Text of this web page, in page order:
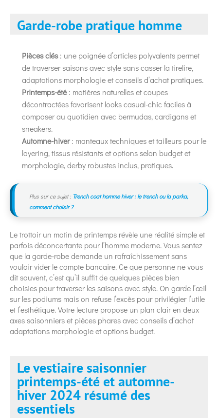
Garde-robe pratique homme
Pièces clés: une poignée d’articles polyvalents permet
de traverser saisons avec style sans casser la tirelire,
adaptations morphologie et conseils d’achat pratiques.
Printemps-été: matières naturelles et coupes
décontractées favorisent looks casual-chic faciles à
composer au quotidien avec bermudas, cardigans et
sneakers.
Automne-hiver: manteaux techniques et tailleurs pour le
layering, tissus résistants et options selon budget et
morphologie, derby robustes inclus, pratiques.
Plus sur ce sujet : Trench coat homme hiver : le trench ou la parka,
comment choisir ?
Le trottoir un matin de printemps révèle une réalité simple et
parfois déconcertante pour l’homme moderne. Vous sentez
que la garde-robe demande un rafraîchissement sans
vouloir vider le compte bancaire. Ce que personne ne vous
dit souvent, c’est qu’il suffit de quelques pièces bien
choisies pour traverser les saisons avec style. On garde l’œil
sur les podiums mais on refuse l’excès pour privilégier l’utile
et l’esthétique. Votre lecture propose un plan clair en deux
axes saisonniers et pièces phares avec conseils d’achat
adaptations morphologie et options budget.
Le vestiaire saisonnier
printemps-été et automne-
hiver 2024 résumé des
essentiels